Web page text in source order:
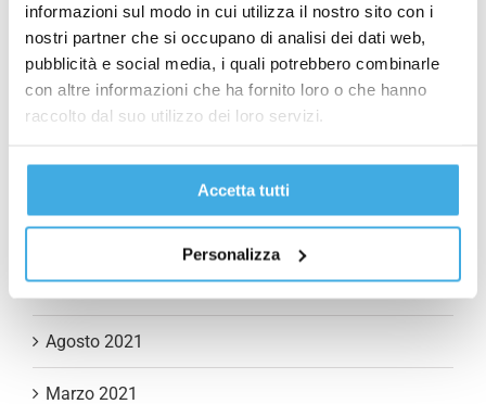
informazioni sul modo in cui utilizza il nostro sito con i
nostri partner che si occupano di analisi dei dati web,
pubblicità e social media, i quali potrebbero combinarle
con altre informazioni che ha fornito loro o che hanno
raccolto dal suo utilizzo dei loro servizi.
Accetta tutti
Personalizza
Luglio 2022
Maggio 2022
Ottobre 2021
Agosto 2021
Marzo 2021